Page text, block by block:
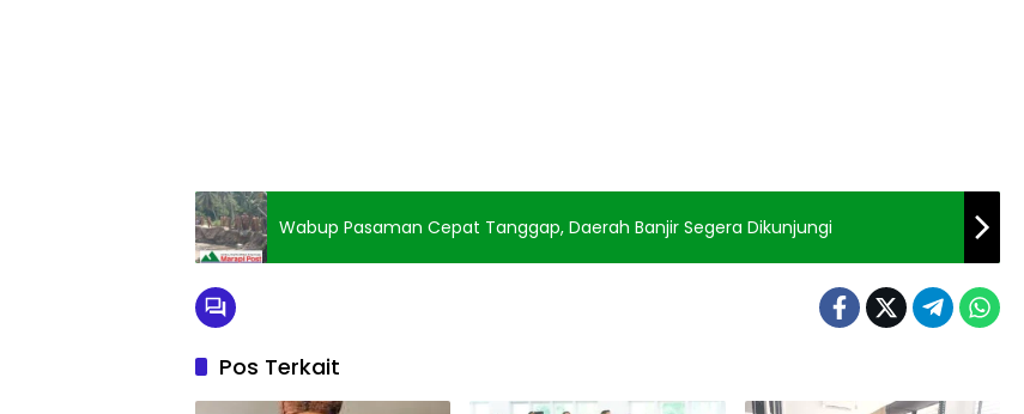
Wabup Pasaman Cepat Tanggap, Daerah Banjir Segera Dikunjungi
Pos Terkait